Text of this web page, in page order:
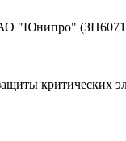
"Юнипро"
критических